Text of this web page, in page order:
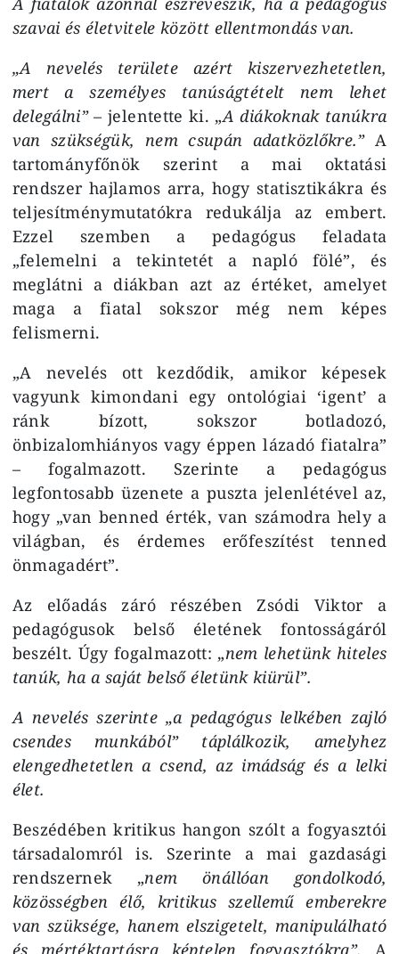
szavai és életvitele között ellentmondás van.
„A nevelés területe azért kiszervezhetetlen,
mert a személyes tanúságtételt nem lehet
delegálni”– jelentette ki. „A diákoknak tanúkra
van szükségük, nem csupán adatközlőkre.” A
tartományfőnök szerint a mai oktatási
rendszer hajlamos arra, hogy statisztikákra és
teljesítménymutatókra redukálja az embert.
Ezzel szemben a pedagógus feladata
„felemelni a tekintetét a napló fölé”, és
meglátni a diákban azt az értéket, amelyet
maga a fiatal sokszor még nem képes
felismerni.
„A nevelés ott kezdődik, amikor képesek
vagyunk kimondani egy ontológiai ‘igent’ a
ránk bízott, sokszor botladozó,
önbizalomhiányos vagy éppen lázadó fiatalra”
– fogalmazott. Szerinte a pedagógus
legfontosabb üzenete a puszta jelenlétével az,
hogy „van benned érték, van számodra hely a
világban, és érdemes erőfeszítést tenned
önmagadért”.
Az előadás záró részében Zsódi Viktor a
pedagógusok belső életének fontosságáról
beszélt. Úgy fogalmazott: „nem lehetünk hiteles
tanúk, ha a saját belső életünk kiürül”.
A nevelés szerinte „a pedagógus lelkében zajló
csendes munkából” táplálkozik, amelyhez
elengedhetetlen a csend, az imádság és a lelki
élet.
Beszédében kritikus hangon szólt a fogyasztói
társadalomról is. Szerinte a mai gazdasági
rendszernek „nem önállóan gondolkodó,
közösségben élő, kritikus szellemű emberekre
van szüksége, hanem elszigetelt, manipulálható
és mértéktartásra képtelen fogyasztókra”. A